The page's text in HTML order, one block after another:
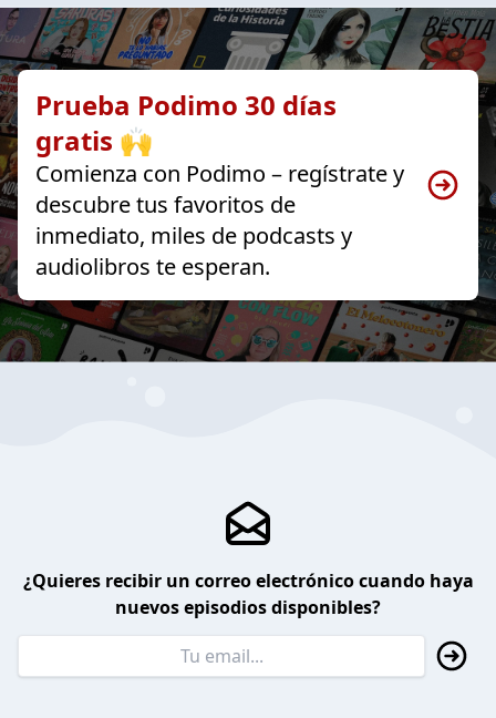
Prueba Podimo 30 días
gratis 🙌
Comienza con Podimo – regístrate y
descubre tus favoritos de
inmediato, miles de podcasts y
audiolibros te esperan.
¿Quieres recibir un correo electrónico cuando haya
nuevos episodios disponibles?